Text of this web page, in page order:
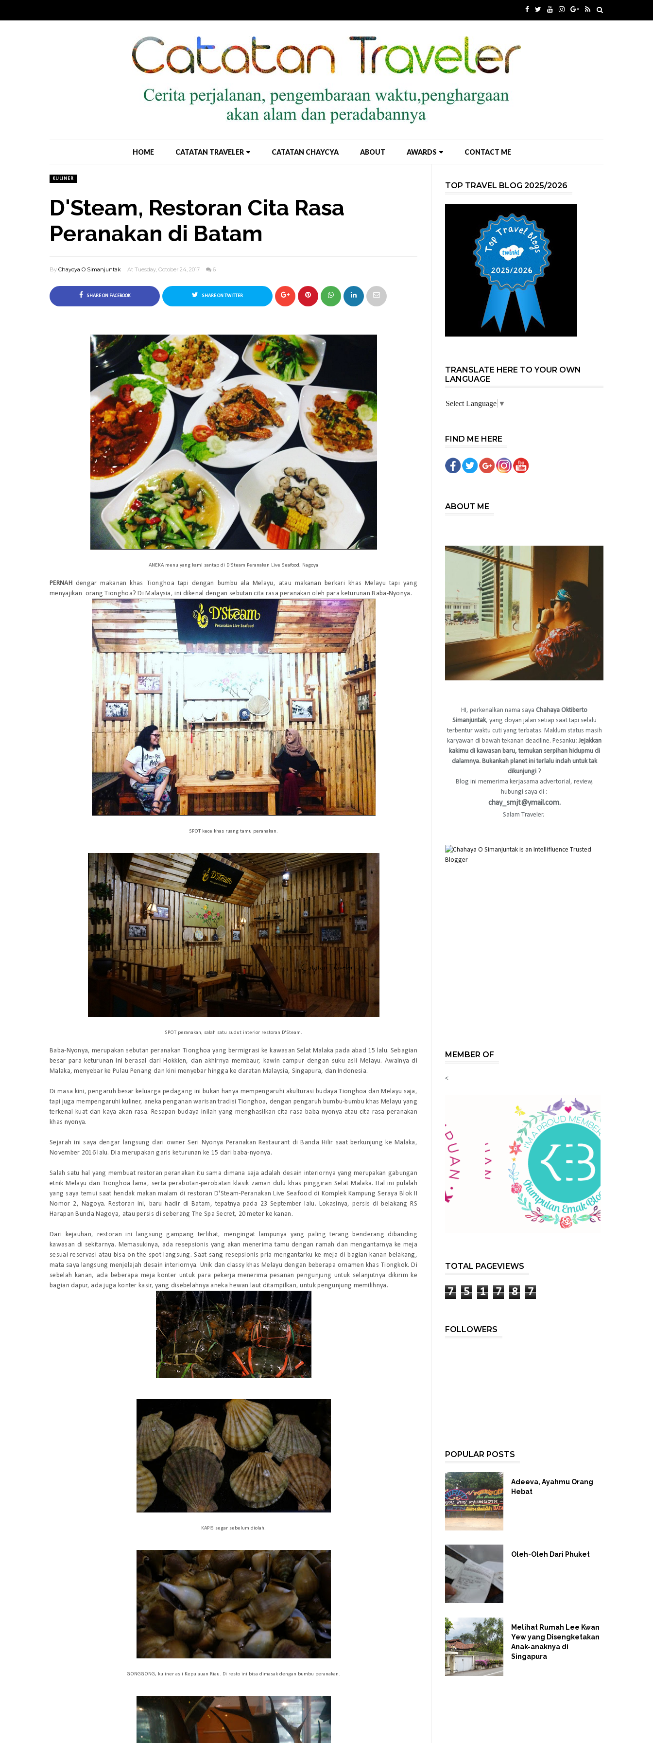
HOME CATATAN TRAVELER CATATAN CHAYCYA ABOUT AWARDS CONTACT ME
KULINER
D'Steam, Restoran Cita Rasa
Peranakan di Batam
By Chaycya O Simanjuntak At Tuesday, October 24, 2017 6
SHARE ON FACEBOOK SHARE ON TWITTER
ANEKA menu yang kami santap di D'Steam Peranakan Live Seafood, Nagoya
PERNAHdengar makanan khas Tionghoa tapi dengan bumbu ala Melayu, atau makanan berkari khas Melayu tapi yang
menyajikan orang Tionghoa? Di Malaysia, ini dikenal dengan sebutan cita rasa peranakan oleh para keturunan Baba-Nyonya.
SPOT kece khas ruang tamu peranakan.
SPOT peranakan, salah satu sudut interior restoran D'Steam.
Baba-Nyonya, merupakan sebutan peranakan Tionghoa yang bermigrasi ke kawasan Selat Malaka pada abad 15 lalu. Sebagian
besar para keturunan ini berasal dari Hokkien, dan akhirnya membaur, kawin campur dengan suku asli Melayu. Awalnya di
Malaka, menyebar ke Pulau Penang dan kini menyebar hingga ke daratan Malaysia, Singapura, dan Indonesia.
Di masa kini, pengaruh besar keluarga pedagang ini bukan hanya mempengaruhi akulturasi budaya Tionghoa dan Melayu saja,
tapi juga mempengaruhi kuliner, aneka penganan warisan tradisi Tionghoa, dengan pengaruh bumbu-bumbu khas Melayu yang
terkenal kuat dan kaya akan rasa. Resapan budaya inilah yang menghasilkan cita rasa baba-nyonya atau cita rasa peranakan
khas nyonya.
Sejarah ini saya dengar langsung dari owner Seri Nyonya Peranakan Restaurant di Banda Hilir saat berkunjung ke Malaka,
November 2016 lalu. Dia merupakan garis keturunan ke 15 dari baba-nyonya.
Salah satu hal yang membuat restoran peranakan itu sama dimana saja adalah desain interiornya yang merupakan gabungan
etnik Melayu dan Tionghoa lama, serta perabotan-perobatan klasik zaman dulu khas pinggiran Selat Malaka. Hal ini pulalah
yang saya temui saat hendak makan malam di restoran D'Steam-Peranakan Live Seafood di Komplek Kampung Seraya Blok II
Nomor 2, Nagoya. Restoran ini, baru hadir di Batam, tepatnya pada 23 September lalu. Lokasinya, persis di belakang RS
Harapan Bunda Nagoya, atau persis di seberang The Spa Secret, 20 meter ke kanan.
Dari kejauhan, restoran ini langsung gampang terlihat, mengingat lampunya yang paling terang benderang dibanding
kawasan di sekitarnya. Memasukinya, ada resepsionis yang akan menerima tamu dengan ramah dan mengantarnya ke meja
sesuai reservasi atau bisa on the spot langsung. Saat sang resepsionis pria mengantarku ke meja di bagian kanan belakang,
mata saya langsung menjelajah desain interiornya. Unik dan classy khas Melayu dengan beberapa ornamen khas Tiongkok. Di
sebelah kanan, ada beberapa meja konter untuk para pekerja menerima pesanan pengunjung untuk selanjutnya dikirim ke
bagian dapur, ada juga konter kasir, yang disebelahnya aneka hewan laut ditampilkan, untuk pengunjung memilihnya.
KAPIS segar sebelum diolah.
GONGGONG, kuliner asli Kepulauan Riau. Di resto ini bisa dimasak dengan bumbu peranakan.
TOP TRAVEL BLOG 2025/2026
TRANSLATE HERE TO YOUR OWN
LANGUAGE
Select Language ▼
FIND ME HERE
ABOUT ME
HI, perkenalkan nama saya Chahaya Oktiberto
Simanjuntak, yang doyan jalan setiap saat tapi selalu
terbentur waktu cuti yang terbatas. Maklum status masih
karyawan di bawah tekanan deadline. Pesanku:Jejakkan
kakimu di kawasan baru, temukan serpihan hidupmu di
dalamnya. Bukankah planet ini terlalu indah untuk tak
dikunjungi?
Blog ini memerima kerjasama advertorial, review,
hubungi saya di :
chay_smjt@ymail.com.
Salam Traveler.
MEMBER OF
<
TOTAL PAGEVIEWS
7 5 1 7 8 7
FOLLOWERS
POPULAR POSTS
Adeeva, Ayahmu Orang
Hebat
Oleh-Oleh Dari Phuket
Melihat Rumah Lee Kwan
Yew yang Disengketakan
Anak-anaknya di
Singapura